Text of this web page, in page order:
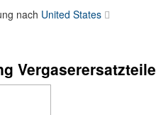
nach United States
Vergaserersatzteile